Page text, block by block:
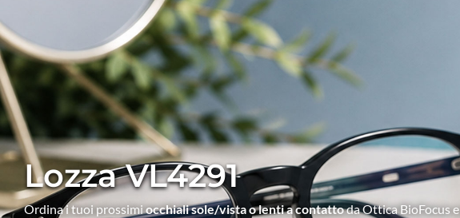
Lozza VL4291
Ordina i tuoi prossimiocchiali sole/vista o lenti a contattoda Ottica BioFocus